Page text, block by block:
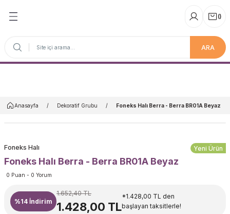
ARA
()
Anasayfa Dekoratif Grubu Foneks Halı Berra - Berra BR01A Beyaz
Yeni Ürün
Foneks Halı
Foneks Halı Berra - Berra BR01A Beyaz
0 Puan - 0 Yorum
%14 İndirim
1.652,40 TL
1.428,00 TL
*1.428,00 TL den
başlayan taksitlerle!